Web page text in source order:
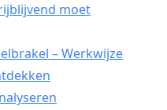
moet
– Werkwijze